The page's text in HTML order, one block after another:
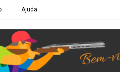
Ajuda